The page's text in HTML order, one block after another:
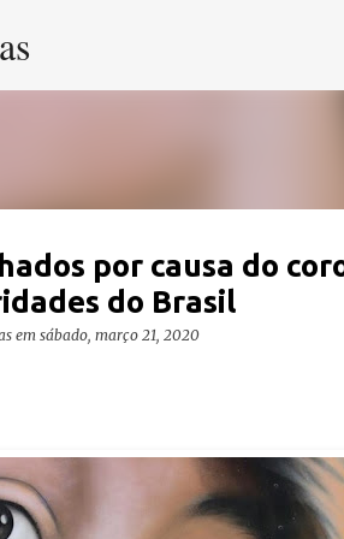
por causa do
do Brasil
em sábado, março 21, 2020